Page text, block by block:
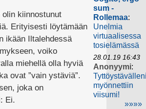
olin kiinnostunut
Erityisesti löytämään
ikään Iltalehdessä
voiko
miehellä olla hyviä
ovat ”vain ystäviä”.
joka on
Ei.
sum -
Rollemaa:
Unelmia
virtuaalisessa
tosielämässä
28.01.19 16:43
Anonyymi:
myönnettiin
viisumi!
»»»»